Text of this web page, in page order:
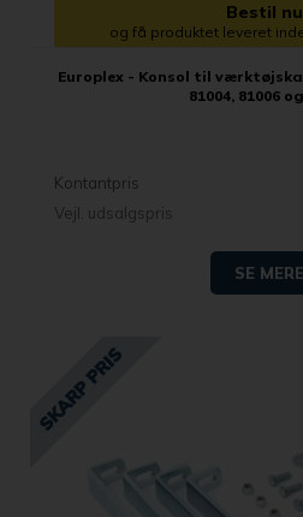
Bestil
og få produktet leveret
Europlex - Konsol til
81004, 81006
Kontantpris
Vejl. udsalgspris
SE MERE